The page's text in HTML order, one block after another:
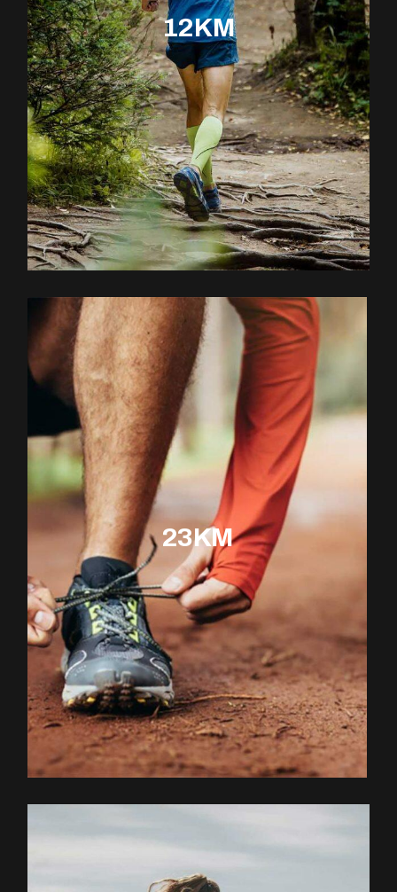
12KM
EXPLOREZ LE PARCOURS
23KM
EXPLOREZ LE PARCOURS